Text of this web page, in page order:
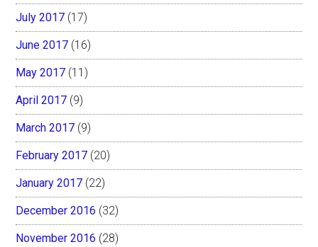
July 2017 (17)
June 2017 (16)
May 2017 (11)
April 2017 (9)
March 2017 (9)
February 2017 (20)
January 2017 (22)
December 2016 (32)
November 2016 (28)